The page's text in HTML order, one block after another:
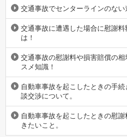
交通事故でセンターラインのない
交通事故に遭遇した場合に慰謝
は！
交通事故の慰謝料や損害賠償の
スメ知識！
自動車事故を起こしたときの手
談交渉について。
自動車事故を起こしたときの慰
きたいこと。